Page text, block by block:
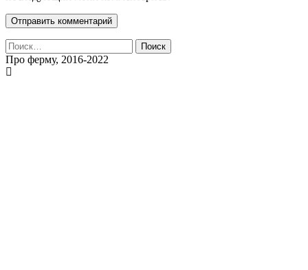
Найти:
Про ферму, 2016-2022